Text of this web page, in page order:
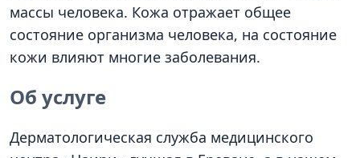
массы человека. Кожа отражает общее
состояние организма человека, на состояние
кожи влияют многие заболевания.
Об услуге
Дерматологическая служба медицинского